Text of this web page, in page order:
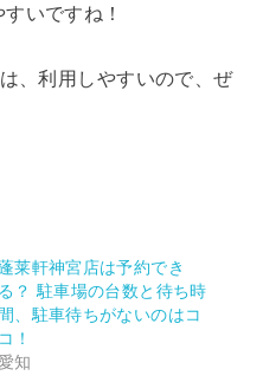
いですね！
、利用しやすいので、ぜ
莱軒神宮店は予約でき
る？ 駐車場の台数と待ち時
間、駐車待ちがないのはコ
コ！
知